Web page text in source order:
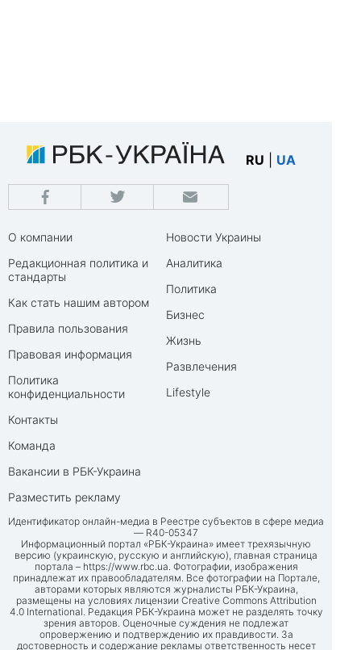
RU UA
О компании
Редакционная политика и
стандарты
Как стать нашим автором
Правила пользования
Правовая информация
Политика
конфиденциальности
Контакты
Команда
Вакансии в РБК-Украина
Разместить рекламу
Новости Украины
Аналитика
Политика
Бизнес
Жизнь
Развлечения
Lifestyle
Идентификатор онлайн-медиа в Реестре субъектов в сфере медиа
— R40-05347
Информационный портал «РБК-Украина» имеет трехязычную
версию (украинскую, русскую и английскую), главная страница
портала – https://www.rbc.ua . Фотографии, изображения
принадлежат их правообладателям. Все фотографии на Портале,
авторами которых являются журналисты РБК-Украина,
размещены на условиях лицензии Creative Commons Attribution
4.0 International. Редакция РБК-Украина может не разделять точку
зрения авторов. Оценочные суждения не подлежат
опровержению и подтверждению их правдивости. За
достоверность и содержание рекламы ответственность несет